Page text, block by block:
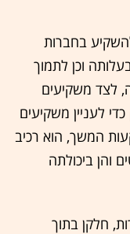
בחברות
וכן לתמוך
לצד משקיעים
לעניין משקיעים
המשך, הוא רכיב
והן ביכולתה
היום נתחים ב-49 חברות, חלקן בתוך